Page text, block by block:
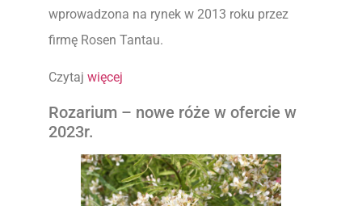
wprowadzona na rynek w 2013 roku przez
firmę Rosen Tantau.
Czytaj więcej
Rozarium – nowe róże w ofercie w
2023r.